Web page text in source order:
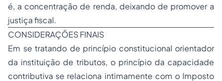
é, a concentração de renda, deixando de promover a
justiça fiscal.
CONSIDERAÇÕES FINAIS
Em se tratando de princípio constitucional orientador
da instituição de tributos, o princípio da capacidade
contributiva se relaciona intimamente com o Imposto